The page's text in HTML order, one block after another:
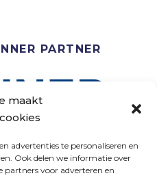
maakt
advertenties te personaliseren en
Ook delen we informatie over
voor adverteren en
PARTNER